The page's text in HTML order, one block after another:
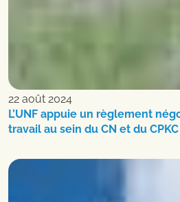
22 août 2024
L’UNF appuie un règlement
travail au sein du CN et du CPKC